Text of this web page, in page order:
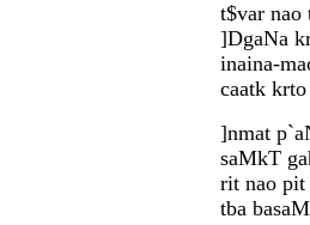
t$var nao
]DgaNa
inaina-
caatk
]nmat
saMkT
rit nao pit
tba